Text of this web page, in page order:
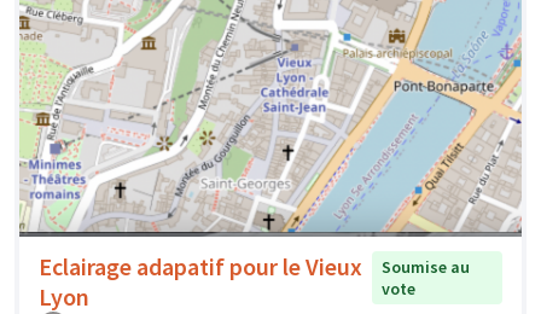
Eclairage adapatif pour le Vieux
Lyon
Soumise au
vote